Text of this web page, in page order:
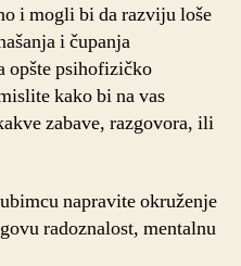
i mogli bi da razviju loše
i čupanja
opšte psihofizičko
kako bi na vas
zabave, razgovora, ili
napravite okruženje
radoznalost, mentalnu